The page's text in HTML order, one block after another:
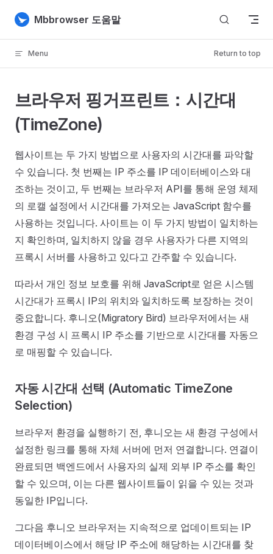
Skip to content
Mbbrowser 도움말
Menu Return to top
브라우저 핑거프린트：시간대
(TimeZone)
웹사이트는 두 가지 방법으로 사용자의 시간대를 파악할
수 있습니다. 첫 번째는 IP 주소를 IP 데이터베이스와 대
조하는 것이고, 두 번째는 브라우저 API를 통해 운영 체제
의 로캘 설정에서 시간대를 가져오는 JavaScript 함수를
사용하는 것입니다. 사이트는 이 두 가지 방법이 일치하는
지 확인하며, 일치하지 않을 경우 사용자가 다른 지역의
프록시 서버를 사용하고 있다고 간주할 수 있습니다.
따라서 개인 정보 보호를 위해 JavaScript로 얻은 시스템
시간대가 프록시 IP의 위치와 일치하도록 보장하는 것이
중요합니다. 후니오(Migratory Bird) 브라우저에서는 새
환경 구성 시 프록시 IP 주소를 기반으로 시간대를 자동으
로 매핑할 수 있습니다.
자동 시간대 선택 (Automatic TimeZone
Selection)
브라우저 환경을 실행하기 전, 후니오는 새 환경 구성에서
설정한 링크를 통해 자체 서버에 먼저 연결합니다. 연결이
완료되면 백엔드에서 사용자의 실제 외부 IP 주소를 확인
할 수 있으며, 이는 다른 웹사이트들이 읽을 수 있는 것과
동일한 IP입니다.
그다음 후니오 브라우저는 지속적으로 업데이트되는 IP
데이터베이스에서 해당 IP 주소에 해당하는 시간대를 찾